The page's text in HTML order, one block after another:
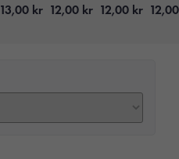
13,00 kr 12,00 kr 12,00 kr